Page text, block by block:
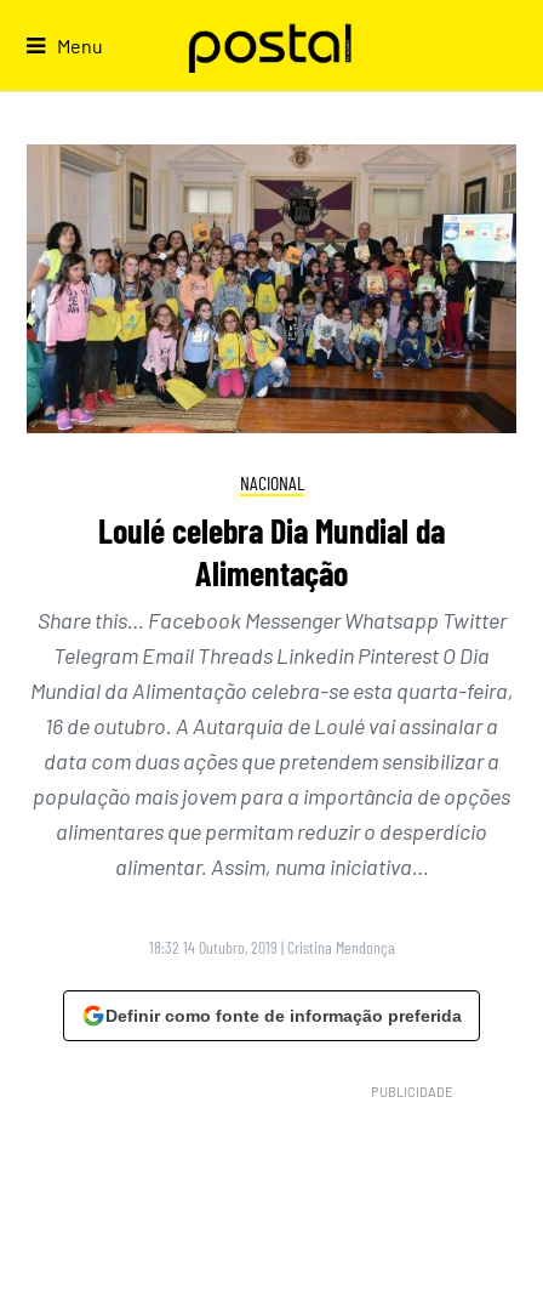
Menu
NACIONAL
Loulé celebra Dia Mundial da
Alimentação
Share this… Facebook Messenger Whatsapp Twitter
Telegram Email Threads Linkedin Pinterest O Dia
Mundial da Alimentação celebra-se esta quarta-feira,
16 de outubro. A Autarquia de Loulé vai assinalar a
data com duas ações que pretendem sensibilizar a
população mais jovem para a importância de opções
alimentares que permitam reduzir o desperdício
alimentar. Assim, numa iniciativa…
18:32 14 Outubro, 2019 | Cristina Mendonça
Definir como fonte de informação preferida